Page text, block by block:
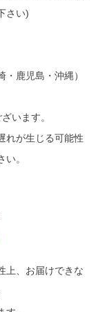
さい)
鹿児島・沖縄）
います。
れが生じる可能性
。
上、お届けできな